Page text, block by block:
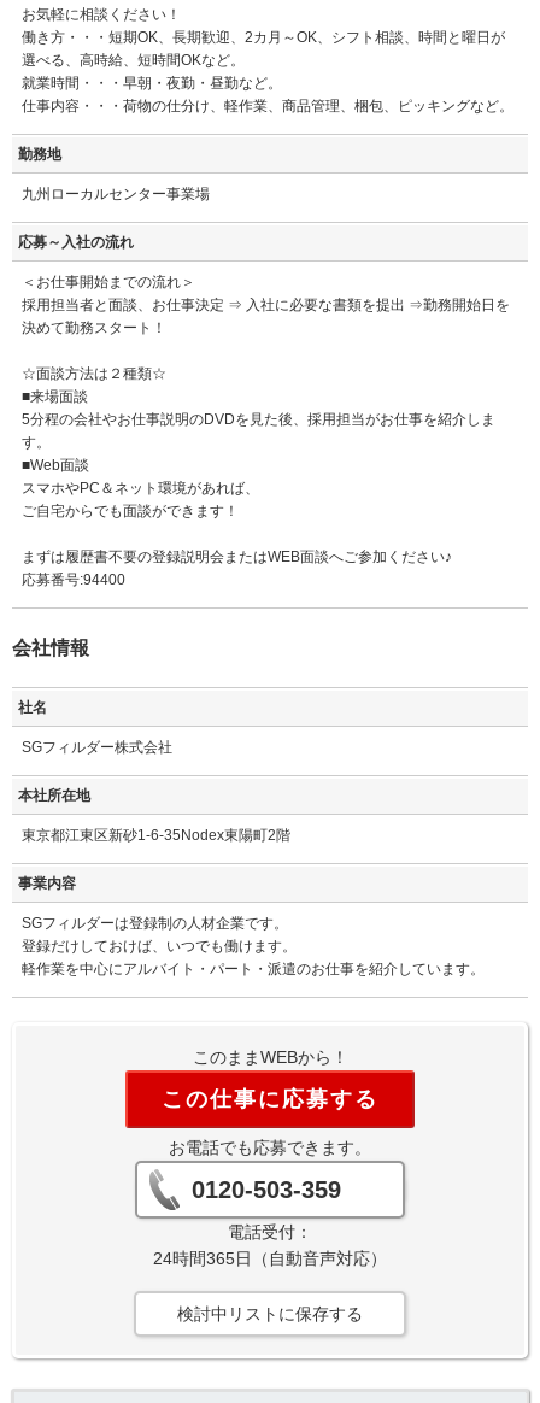
お気軽に相談ください！
働き方・・・短期OK、長期歓迎、2カ月～OK、シフト相談、時間と曜日が
選べる、高時給、短時間OKなど。
就業時間・・・早朝・夜勤・昼勤など。
仕事内容・・・荷物の仕分け、軽作業、商品管理、梱包、ピッキングなど。
勤務地
九州ローカルセンター事業場
応募～入社の流れ
＜お仕事開始までの流れ＞
採用担当者と面談、お仕事決定 ⇒ 入社に必要な書類を提出 ⇒勤務開始日を
決めて勤務スタート！
☆面談方法は２種類☆
■来場面談
5分程の会社やお仕事説明のDVDを見た後、採用担当がお仕事を紹介しま
す。
■Web面談
スマホやPC＆ネット環境があれば、
ご自宅からでも面談ができます！
まずは履歴書不要の登録説明会またはWEB面談へご参加ください♪
応募番号:94400
会社情報
社名
SGフィルダー株式会社
本社所在地
東京都江東区新砂1-6-35Nodex東陽町2階
事業内容
SGフィルダーは登録制の人材企業です。
登録だけしておけば、いつでも働けます。
軽作業を中心にアルバイト・パート・派遣のお仕事を紹介しています。
このままWEBから！
この仕事に応募する
お電話でも応募できます。
0120-503-359
電話受付：
24時間365日（自動音声対応）
検討中リストに保存する